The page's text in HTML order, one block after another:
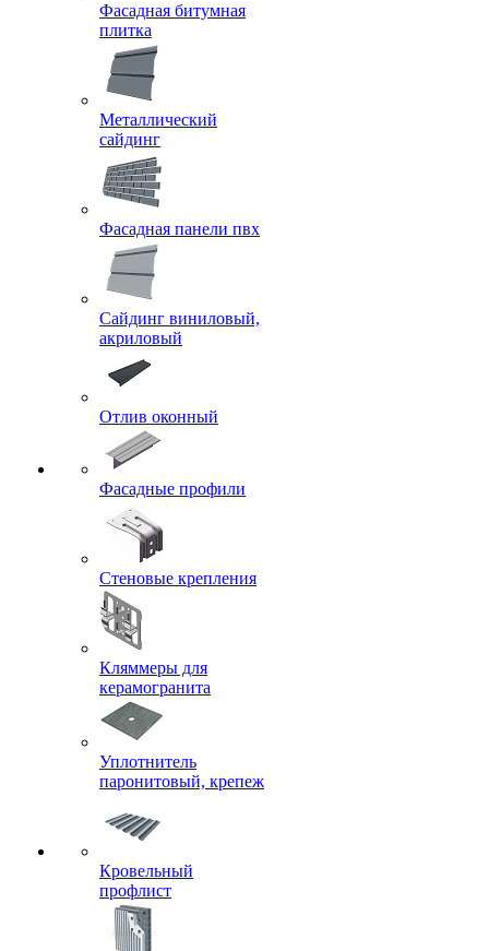
Фасадная битумная
плитка
Металлический
сайдинг
Фасадная панели пвх
Сайдинг виниловый,
акриловый
Отлив оконный
Фасадные профили
Стеновые крепления
Кляммеры для
керамогранита
Уплотнитель
паронитовый, крепеж
Кровельный
профлист